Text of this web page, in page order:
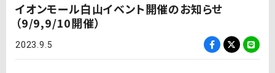
イオンモール白山イベント開催のお知らせ
（9/9,9/10開催）
2023.9.5